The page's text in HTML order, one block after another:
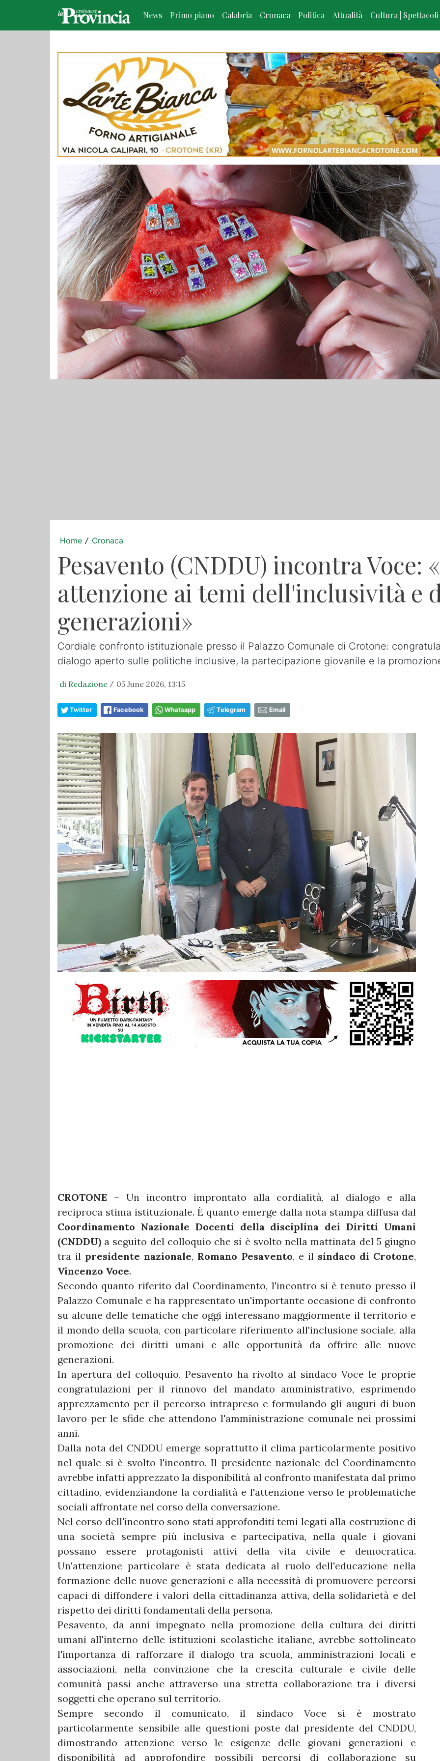
News Primo piano Calabria Cronaca Politica Attualità Cultura | Spettacoli
Home / Cronaca
Pesavento (CNDDU) incontra Voce:
attenzione ai temi dell'inclusività e
generazioni»
Cordiale confronto istituzionale presso il Palazzo Comunale di Crotone:
dialogo aperto sulle politiche inclusive, la partecipazione giovanile e la
di Redazione / 05 June 2026, 13:15
Twitter Facebook Whatsapp Telegram Email
CROTONE – Un incontro improntato alla cordialità, al dialogo e alla
reciproca stima istituzionale. È quanto emerge dalla nota stampa diffusa dal
Coordinamento Nazionale Docenti della disciplina dei Diritti Umani
(CNDDU) a seguito del colloquio che si è svolto nella mattinata del 5 giugno
tra il presidente nazionale, Romano Pesavento, e il sindaco di Crotone,
Vincenzo Voce.
Secondo quanto riferito dal Coordinamento, l'incontro si è tenuto presso il
Palazzo Comunale e ha rappresentato un'importante occasione di confronto
su alcune delle tematiche che oggi interessano maggiormente il territorio e
il mondo della scuola, con particolare riferimento all'inclusione sociale, alla
promozione dei diritti umani e alle opportunità da offrire alle nuove
generazioni.
In apertura del colloquio, Pesavento ha rivolto al sindaco Voce le proprie
congratulazioni per il rinnovo del mandato amministrativo, esprimendo
apprezzamento per il percorso intrapreso e formulando gli auguri di buon
lavoro per le sfide che attendono l'amministrazione comunale nei prossimi
anni.
Dalla nota del CNDDU emerge soprattutto il clima particolarmente positivo
nel quale si è svolto l'incontro. Il presidente nazionale del Coordinamento
avrebbe infatti apprezzato la disponibilità al confronto manifestata dal primo
cittadino, evidenziandone la cordialità e l'attenzione verso le problematiche
sociali affrontate nel corso della conversazione.
Nel corso dell'incontro sono stati approfonditi temi legati alla costruzione di
una società sempre più inclusiva e partecipativa, nella quale i giovani
possano essere protagonisti attivi della vita civile e democratica.
Un'attenzione particolare è stata dedicata al ruolo dell'educazione nella
formazione delle nuove generazioni e alla necessità di promuovere percorsi
capaci di diffondere i valori della cittadinanza attiva, della solidarietà e del
rispetto dei diritti fondamentali della persona.
Pesavento, da anni impegnato nella promozione della cultura dei diritti
umani all'interno delle istituzioni scolastiche italiane, avrebbe sottolineato
l'importanza di rafforzare il dialogo tra scuola, amministrazioni locali e
associazioni, nella convinzione che la crescita culturale e civile delle
comunità passi anche attraverso una stretta collaborazione tra i diversi
soggetti che operano sul territorio.
Sempre secondo il comunicato, il sindaco Voce si è mostrato
particolarmente sensibile alle questioni poste dal presidente del CNDDU,
dimostrando attenzione verso le esigenze delle giovani generazioni e
disponibilità ad approfondire possibili percorsi di collaborazione su